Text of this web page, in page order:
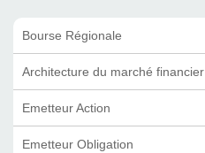
Bourse Régionale
Architecture du marché financier
Emetteur Action
Emetteur Obligation